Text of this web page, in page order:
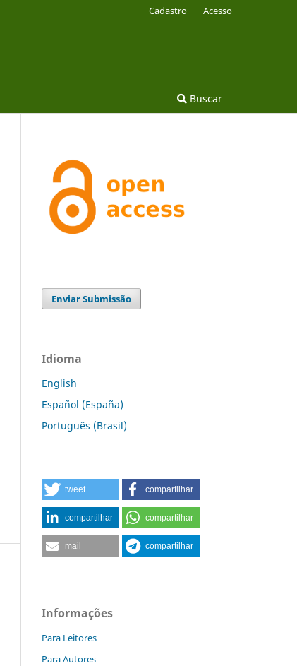
Buscar
Cadastro Acesso
Enviar Submissão
Idioma
English
Español (España)
Português (Brasil)
tweet compartilhar
compartilhar compartilhar
mail compartilhar
Informações
Para Leitores
Para Autores